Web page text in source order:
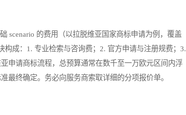
的费用（以拉脱维亚国家商标申请为例，覆盖
成：1. 专业检索与咨询费；2. 官方申请与注册规费；3.
申请商标流程，总预算通常在数千至一万欧元区间内浮
最终确定。务必向服务商索取详细的分项报价单。